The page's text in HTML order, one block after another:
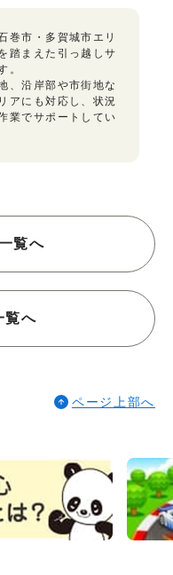
巻市・多賀城市エリ
踏まえた引っ越しサ
。
、沿岸部や市街地な
アにも対応し、状況
業でサポートしてい
覧へ
覧へ
ページ上部へ